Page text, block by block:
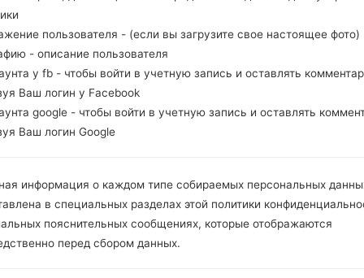
пользователя - (если вы загрузите свое настоящее фото)
- описание пользователя
у fb - чтобы войти в учетную запись и оставлять
Ваш логин у Facebook
google - чтобы войти в учетную запись и оставлять
Ваш логин Google
информация о каждом типе собираемых персональных
в специальных разделах этой политики
пояснительных сообщениях, которые отображаются
перед сбором данных.